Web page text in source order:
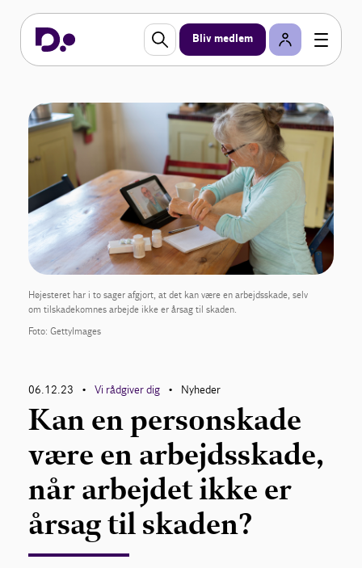
Bliv medlem
Højesteret har i to sager afgjort, at det kan være en arbejdsskade, selv
om tilskadekomnes arbejde ikke er årsag til skaden.
Foto: GettyImages
06.12.23 • Vi rådgiver dig • Nyheder
Kan en personskade
være en arbejdsskade,
når arbejdet ikke er
årsag til skaden?